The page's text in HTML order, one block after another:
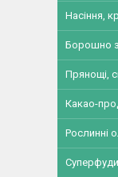
Насіння,
Борошно з
Прянощі,
Какао-
Рослинні